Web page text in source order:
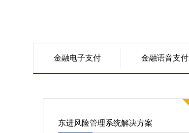
金融电子支付 金融语音支付
东进风险管理系统解决方案